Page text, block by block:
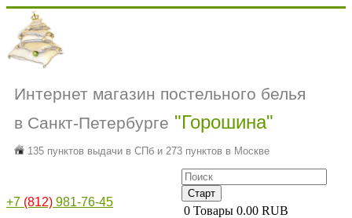
Интернет магазин постельного белья
в Санкт-Петербурге "Горошина"
135 пунктов выдачи в СПб и 273 пунктов в Москве
+7 (812) 981-76-45
0 Товары 0.00 RUB